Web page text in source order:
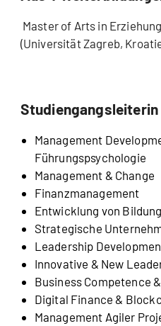
Master of Arts in
(Universität Zagreb,
Management
Führungspsychologie
Management & Change
Finanzmanagement
Entwicklung von
Strategische
Leadership
Innovative & New
Business Competence
Digital Finance &
Management Agiler